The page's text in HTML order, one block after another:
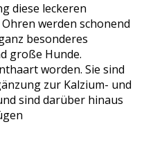
diese leckeren
werden schonend
besonderes
große Hunde.
worden. Sie sind
zur Kalzium- und
sind darüber hinaus